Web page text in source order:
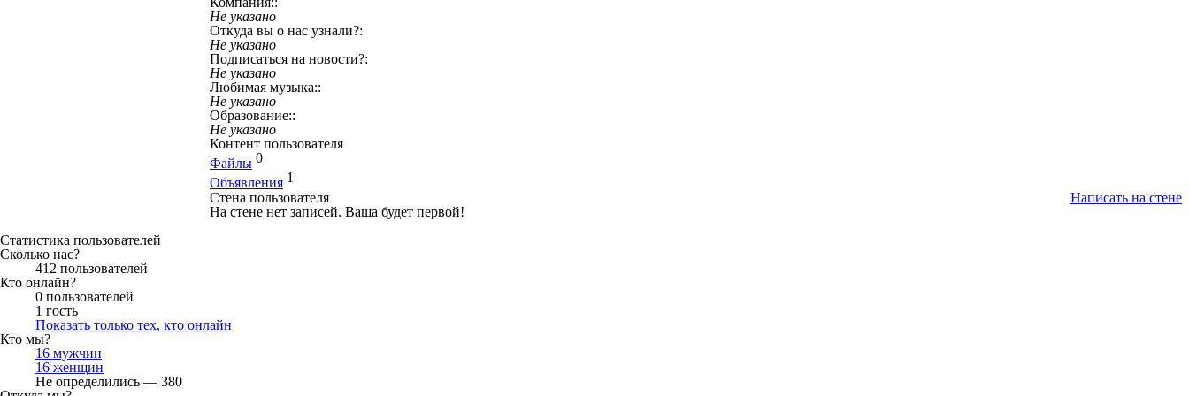
Не указано
Откуда вы о нас узнали?:
Не указано
Подписаться на новости?:
Не указано
Любимая музыка::
Не указано
Образование::
Не указано
Контент пользователя
Файлы 0
Объявления 1
Стена пользователя
Написать на стене
На стене нет записей. Ваша будет первой!
Статистика пользователей
Сколько нас?
412 пользователей
Кто онлайн?
0 пользователей
1 гость
Показать только тех, кто онлайн
Кто мы?
16 мужчин
16 женщин
Не определились — 380